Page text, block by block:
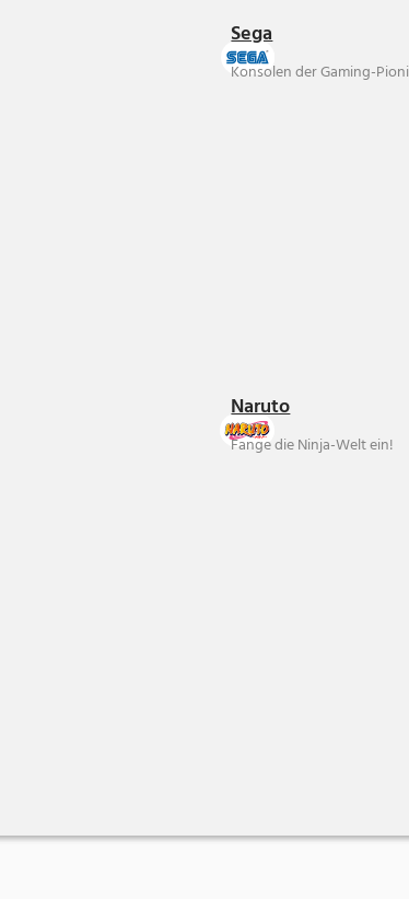
Sega
Konsolen der Gaming-
Naruto
Fange die Ninja-Welt ein!